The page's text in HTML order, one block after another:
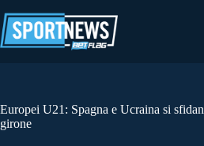
al
contenuto
Europei U21: Spagna e Ucraina si
girone